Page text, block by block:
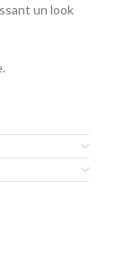
un look